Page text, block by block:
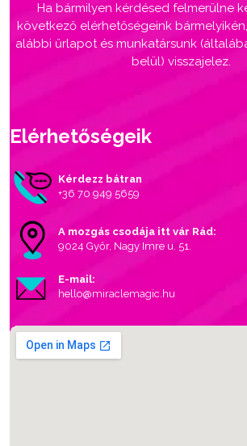
Ha bármilyen kérdésed felmerülne
következő elérhetőségeink
alábbi űrlapot és munkatársunk
belül) visszajelez.
Elérhetőségeik
Kérdezz bátran
+36 70 949 5659
A mozgás csodája itt vár Rád:
9024 Győr, Nagy Imre u. 51.
E-mail:
hello@miraclemagic.hu